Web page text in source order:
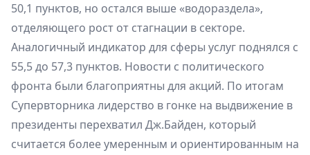
50,1 пунктов, но остался выше «водораздела»,
отделяющего рост от стагнации в секторе.
Аналогичный индикатор для сферы услуг поднялся с
55,5 до 57,3 пунктов. Новости с политического
фронта были благоприятны для акций. По итогам
Супервторника лидерство в гонке на выдвижение в
президенты перехватил Дж.Байден, который
считается более умеренным и ориентированным на